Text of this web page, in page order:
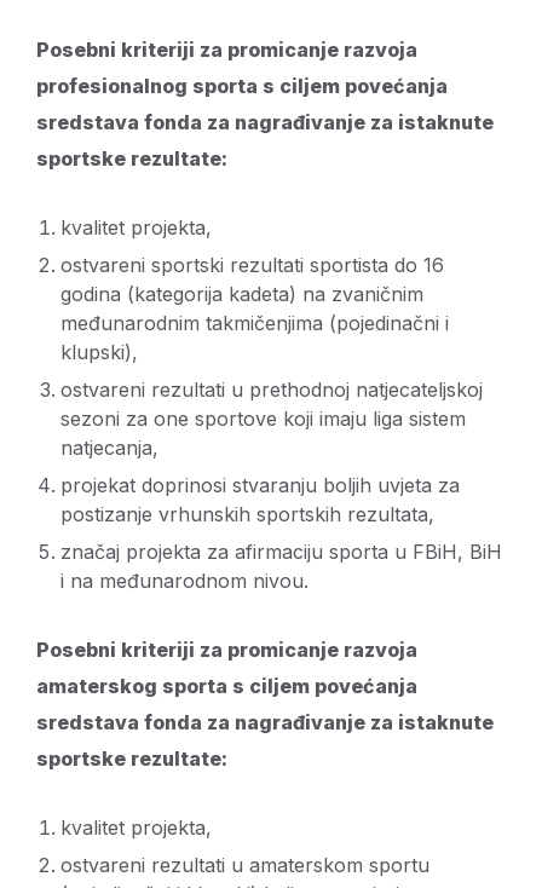
Posebni kriteriji za promicanje razvoja
profesionalnog sporta s ciljem povećanja
sredstava fonda za nagrađivanje za istaknute
sportske rezultate:
kvalitet projekta,
ostvareni sportski rezultati sportista do 16
godina (kategorija kadeta) na zvaničnim
međunarodnim takmičenjima (pojedinačni i
klupski),
ostvareni rezultati u prethodnoj natjecateljskoj
sezoni za one sportove koji imaju liga sistem
natjecanja,
projekat doprinosi stvaranju boljih uvjeta za
postizanje vrhunskih sportskih rezultata,
značaj projekta za afirmaciju sporta u FBiH, BiH
i na međunarodnom nivou.
Posebni kriteriji za promicanje razvoja
amaterskog sporta s ciljem povećanja
sredstava fonda za nagrađivanje za istaknute
sportske rezultate:
kvalitet projekta,
ostvareni rezultati u amaterskom sportu